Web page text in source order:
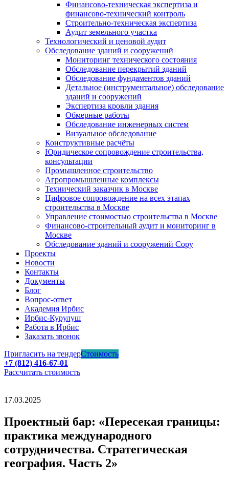
Финансово-техническая экспертиза и
финансово-технический контроль
Строительно-техническая экспертиза
Аудит земельного участка
Технологический и ценовой аудит
Обследование зданий и сооружений
Мониторинг технического состояния
Обследование перекрытий зданий
Обследование фундаментов зданий
Детальное (инструментальное) обследование
зданий и сооружений
Экспертиза кровли здания
Обмерные работы
Обследование инженерных систем
Визуальное обследование
Конструктивные расчёты
Юридическое сопровождение строительства,
консультации
Промышленное строительство
Агропромышленные комплексы
Технический заказчик в Москве
Цифровое сопровождение на всех этапах
строительства в Москве
Управление стоимостью строительства в Москве
Финансово-строительный аудит и мониторинг в
Москве
Обследование зданий и сооружений Copy
Проекты
Новости
Контакты
Документы
Блог
Вопрос-ответ
Академия Ирбис
Ирбис-Курулуш
Работа в Ирбис
Заказать звонок
Пригласить на тендерСтоимость
+7 (812) 416-67-01
Рассчитать стоимость
17.03.2025
Проектный бар: «Пересекая границы:
практика международного
сотрудничества. Стратегическая
география. Часть 2»